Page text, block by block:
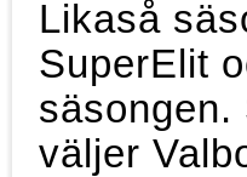
Likaså
SuperElit
väljer